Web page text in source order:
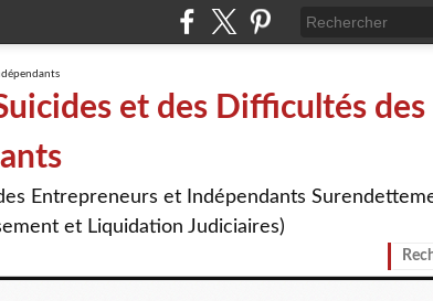
et des Difficultés des
Entrepreneurs et Indépendants
et Liquidation Judiciaires)